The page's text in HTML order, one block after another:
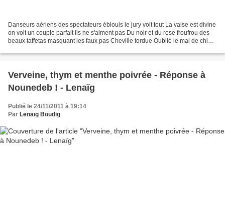
Danseurs aériens des spectateurs éblouis le jury voit tout La valse est divine
on voit un couple parfait ils ne s'aiment pas Du noir et du rose froufrou des
beaux taffetas masquant les faux pas Cheville tordue Oublié le mal de chien
Verveine, thym et menthe poivrée - Réponse à
Nounedeb ! - Lenaïg
Publié le 24/11/2011 à 19:14
Par Lenaïg Boudig